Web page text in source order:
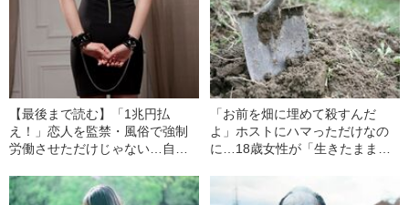
【最後まで読む】「1兆円払
え！」恋人を監禁・風俗で強制
労働させただけじゃない…自由
異常支配』（平成24年の凶悪事
件）
「お前を畑に埋めて殺すんだ
よ」ホストにハマっただけなの
に…18歳女性が「生きたまま埋